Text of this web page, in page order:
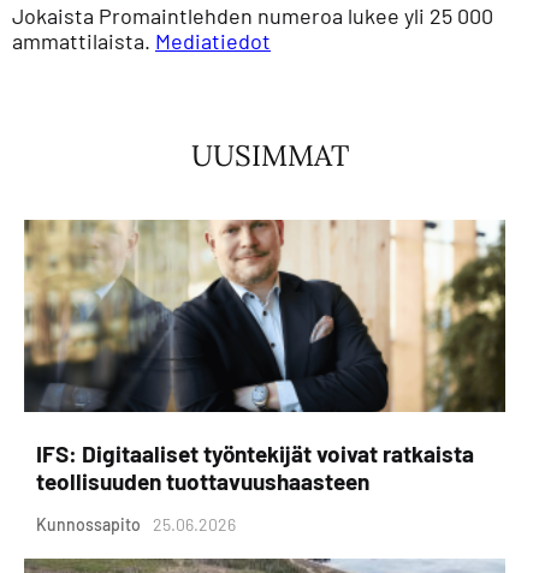
Jokaista Promaintlehden numeroa lukee yli 25 000
ammattilaista. Mediatiedot
UUSIMMAT
IFS: Digitaaliset työntekijät voivat ratkaista
teollisuuden tuottavuushaasteen
Kunnossapito 25.06.2026